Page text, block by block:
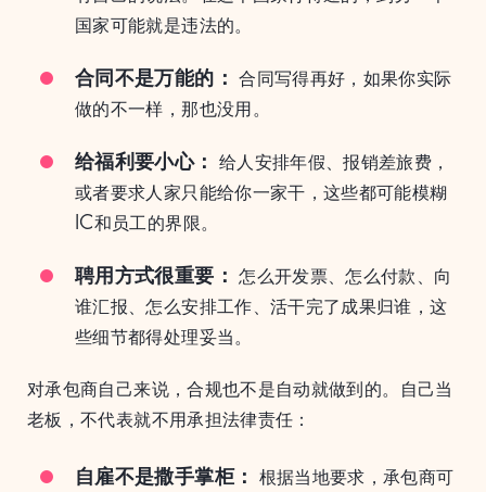
国家可能就是违法的。
合同不是万能的： 合同写得再好，如果你实际
做的不一样，那也没用。
给福利要小心： 给人安排年假、报销差旅费，
或者要求人家只能给你一家干，这些都可能模糊
IC和员工的界限。
聘用方式很重要： 怎么开发票、怎么付款、向
谁汇报、怎么安排工作、活干完了成果归谁，这
些细节都得处理妥当。
对承包商自己来说，合规也不是自动就做到的。自己当
老板，不代表就不用承担法律责任：
自雇不是撒手掌柜： 根据当地要求，承包商可